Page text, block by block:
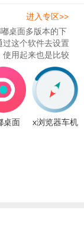
桌面多版本的下
这个软件去设置
使用起来也是比较
进入专区>>
桌面
x浏览器车机